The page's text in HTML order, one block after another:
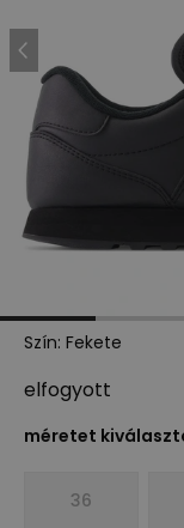
Szín: Fekete
elfogyott
méretet
36